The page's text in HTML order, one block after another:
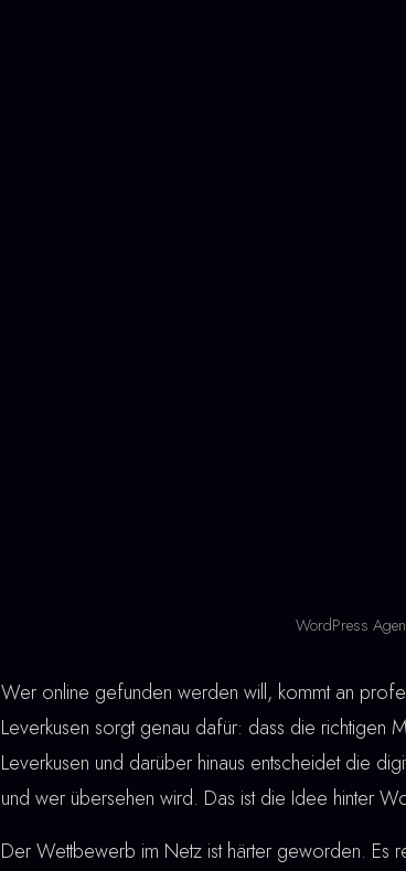
WordPress
Wer online gefunden werden will, kommt an
Leverkusen sorgt genau dafür: dass die richtigen
Leverkusen und darüber hinaus entscheidet die
und wer übersehen wird. Das ist die Idee hinter
Der Wettbewerb im Netz ist härter geworden. Es